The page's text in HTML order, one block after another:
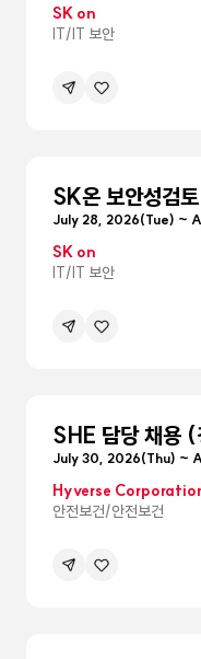
SK on
IT/IT 보안
공유하기관심공고등록
SK온 보안성검
July 28, 2026(Tue) ~
SK on
IT/IT 보안
공유하기관심공고등록
SHE 담당 채용
July 30, 2026(Thu) ~
Hyverse
안전보건/안전보건
공유하기관심공고등록